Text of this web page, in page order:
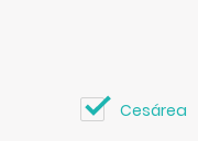
Cesárea